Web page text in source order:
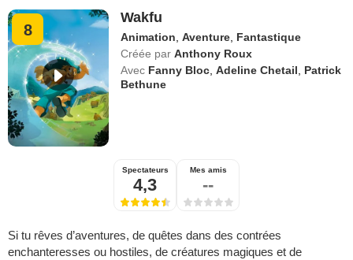
8
Wakfu
Animation ,Aventure Fantastique
Créée par Anthony Roux
Avec Fanny Bloc ,Adeline Chetail
Patrick
Bethune
Spectateurs
4,3
Mes amis
--
Si tu rêves d’aventures, de quêtes dans des contrées
enchanteresses ou hostiles, de créatures magiques et de